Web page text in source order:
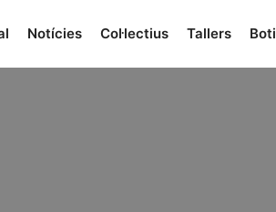
Notícies Col·lectius Tallers